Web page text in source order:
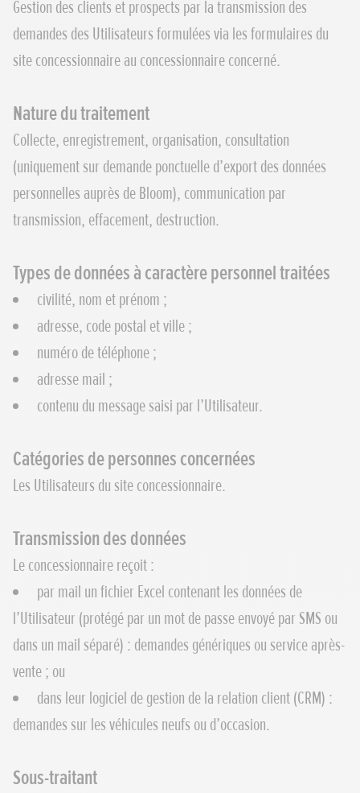
Gestion des clients et prospects par la transmission des
demandes des Utilisateurs formulées via les formulaires du
site concessionnaire au concessionnaire concerné.
Nature du traitement
Collecte, enregistrement, organisation, consultation
(uniquement sur demande ponctuelle d’export des données
personnelles auprès de Bloom), communication par
transmission, effacement, destruction.
Types de données à caractère personnel traitées
civilité, nom et prénom ;
adresse, code postal et ville ;
numéro de téléphone ;
adresse mail ;
contenu du message saisi par l’Utilisateur.
Catégories de personnes concernées
Les Utilisateurs du site concessionnaire.
Transmission des données
Le concessionnaire reçoit :
par mail un fichier Excel contenant les données de
l’Utilisateur (protégé par un mot de passe envoyé par SMS ou
dans un mail séparé) : demandes génériques ou service après-
vente ; ou
dans leur logiciel de gestion de la relation client (CRM) :
demandes sur les véhicules neufs ou d’occasion.
Sous-traitant